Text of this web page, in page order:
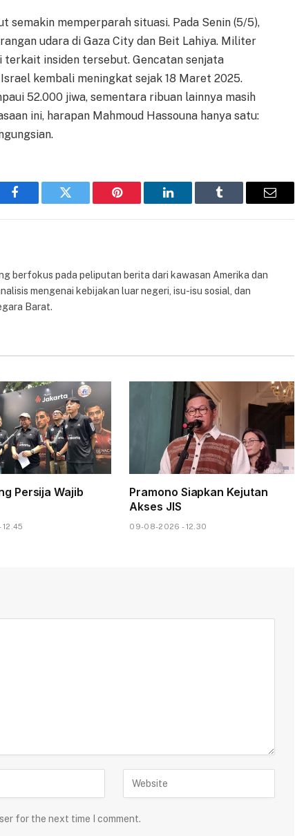
semakin memperparah situasi. Pada Senin (5/5),
udara di Gaza City dan Beit Lahiya. Militer
insiden tersebut. Gencatan senjata
kembali meningkat sejak 18 Maret 2025.
52.000 jiwa, sementara ribuan lainnya masih
ini, harapan Mahmoud Hassouna hanya satu:
Facebook Twitter Pinterest LinkedIn Tumblr Email
berfokus pada peliputan berita dari kawasan Amerika dan
mengenai kebijakan luar negeri, isu-isu sosial, dan
Barat.
Persija Wajib
Pramono Siapkan Kejutan
Akses JIS
09-08-2026 - 12.30
for the next time I comment.